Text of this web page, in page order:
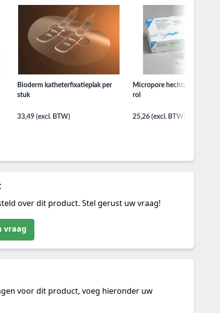
Bioderm katheterfixatieplak per
stuk
33,49 (excl. BTW)
Micropore hechtpleister
rol
25,26 (excl. BTW)
over dit product. Stel gerust uw vraag!
vraag
voor dit product, voeg hieronder uw